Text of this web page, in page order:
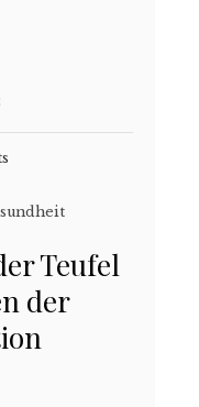
Teufel
der